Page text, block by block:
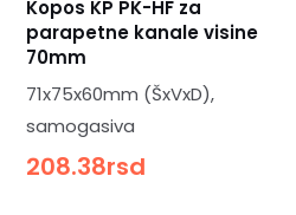
Kopos KP PK-HF za
parapetne kanale visine
70mm
71x75x60mm (ŠxVxD),
samogasiva
208.38rsd